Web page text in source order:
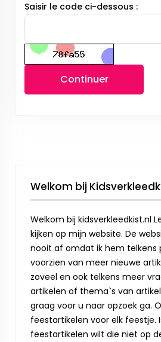
Saisir le code ci-dessous :
Continuer
Welkom bij
Welkom bij kidsverkleedkist.nl
kijken op mijn website. De
nooit af omdat ik hem telkens
voorzien van meer nieuwe
zoveel en ook telkens meer
artikelen of thema`s van
graag voor u naar opzoek ga.
feestartikelen voor elk feestje.
feestartikelen wilt die niet op